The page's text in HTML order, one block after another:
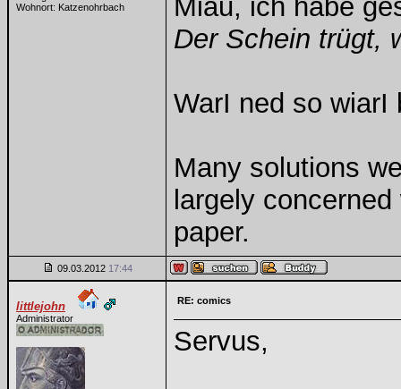
Wohnort: Katzenohrbach
Miau, ich habe
Der Schein trügt,
WarI ned so wiarI
Many solutions
largely
paper.
09.03.2012 17:44
littlejohn
Administrator
RE: comics
Servus,